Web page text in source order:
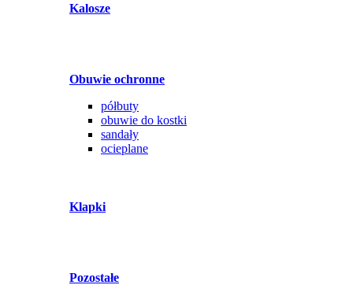
Kalosze
Obuwie ochronne
półbuty
obuwie do kostki
sandały
ocieplane
Klapki
Pozostałe